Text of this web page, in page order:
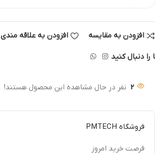
افزودن به مقایسه افزودن به علاقه مندی
را دنبال کنید
2 نفر در حال مشاهده این محصول هستند!
فروشگاه PMTECH
فرصت خرید امروز